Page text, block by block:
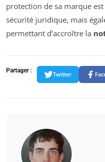
protection de sa marque
sécurité juridique, mais
permettant d’accroître la
Partager :
Twitter